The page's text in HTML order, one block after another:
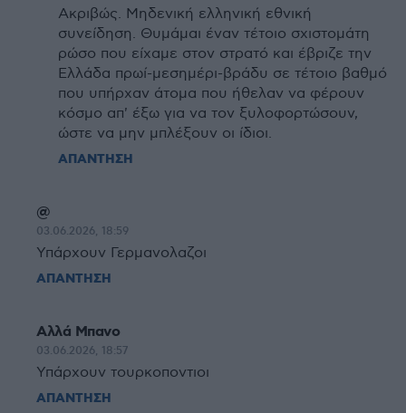
Ακριβώς. Μηδενική ελληνική εθνική
συνείδηση. Θυμάμαι έναν τέτοιο σχιστομάτη
ρώσο που είχαμε στον στρατό και έβριζε την
Ελλάδα πρωί-μεσημέρι-βράδυ σε τέτοιο βαθμό
που υπήρχαν άτομα που ήθελαν να φέρουν
κόσμο απ' έξω για να τον ξυλοφορτώσουν,
ώστε να μην μπλέξουν οι ίδιοι.
ΑΠΑΝΤΗΣΗ
@
03.06.2026, 18:59
Υπάρχουν Γερμανολαζοι
ΑΠΑΝΤΗΣΗ
Αλλά Μπανο
03.06.2026, 18:57
Υπάρχουν τουρκοποντιοι
ΑΠΑΝΤΗΣΗ